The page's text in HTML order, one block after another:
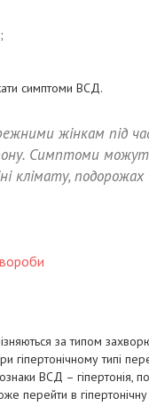
симптоми ВСД.
жінкам під час
Симптоми
клімату, подорожах
за типом
гіпертонічному типі
ВСД – гіпертонія,
перейти в